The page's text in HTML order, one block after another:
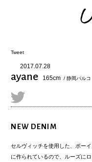
Tweet
2017.07.28
ayane 165cm / 静岡パルコ
NEW DENIM
セルヴィッチを使用した、ボー
に作られているので、ルーズに